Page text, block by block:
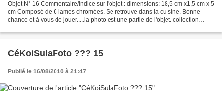
Objet N° 16 Commentaire/indice sur l'objet : dimensions: 18,5 cm x1,5 cm x 5
cm Composé de 6 lames chromées. Se retrouve dans la cuisine. Bonne
chance et à vous de jouer.....la photo est une partie de l'objet. collection
CéKoiSulaFoto ??? 15
Publié le 16/08/2010 à 21:47